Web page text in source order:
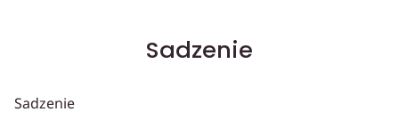
Sadzenie
Sadzenie